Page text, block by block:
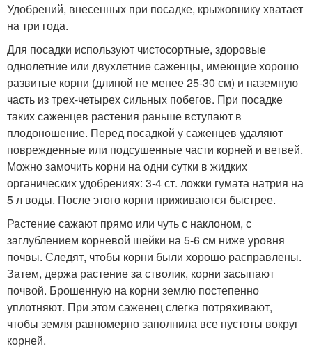
Удобрений, внесенных при посадке, крыжовнику хватает
на три года.
Для посадки используют чистосортные, здоровые
однолетние или двухлетние саженцы, имеющие хорошо
развитые корни (длиной не менее 25-30 см) и наземную
часть из трех-четырех сильных побегов. При посадке
таких саженцев растения раньше вступают в
плодоношение. Перед посадкой у саженцев удаляют
поврежденные или подсушенные части корней и ветвей.
Можно замочить корни на одни сутки в жидких
органических удобрениях: 3-4 ст. ложки гумата натрия на
5 л воды. После этого корни приживаются быстрее.
Растение сажают прямо или чуть с наклоном, с
заглублением корневой шейки на 5-6 см ниже уровня
почвы. Следят, чтобы корни были хорошо расправлены.
Затем, держа растение за стволик, корни засыпают
почвой. Брошенную на корни землю постепенно
уплотняют. При этом саженец слегка потряхивают,
чтобы земля равномерно заполнила все пустоты вокруг
корней.